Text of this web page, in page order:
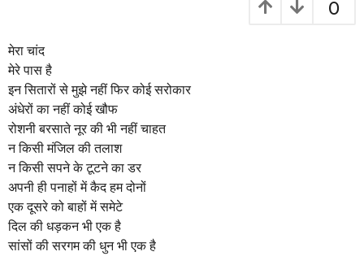
y
e
a
r
a
g
o
0
मेरा चांद
मेरे पास है
इन सितारों से मुझे नहीं फिर कोई सरोकार
अंधेरों का नहीं कोई खौफ
रोशनी बरसाते नूर की भी नहीं चाहत
न किसी मंजिल की तलाश
न किसी सपने के टूटने का डर
अपनी ही पनाहों में कैद हम दोनों
एक दूसरे को बाहों में समेटे
दिल की धड़कन भी एक है
सांसों की सरगम की धुन भी एक है